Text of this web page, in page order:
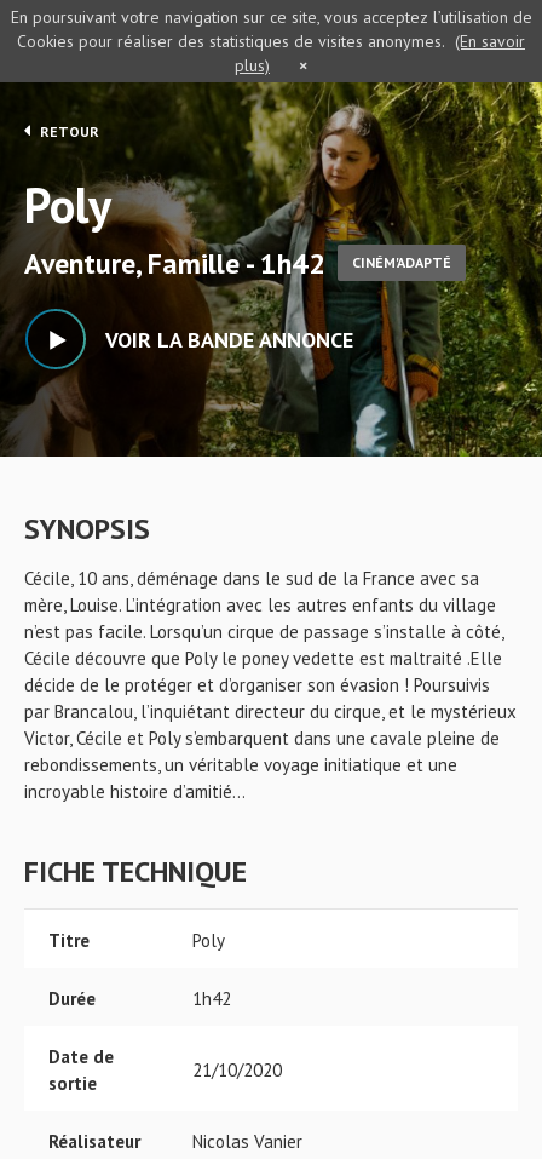
RETOUR
Poly
Aventure, Famille - 1h42 CINÉM'ADAPTÉ
VOIR LA BANDE ANNONCE
SYNOPSIS
Cécile, 10 ans, déménage dans le sud de la France avec sa
mère, Louise. L’intégration avec les autres enfants du village
n’est pas facile. Lorsqu’un cirque de passage s’installe à côté,
Cécile découvre que Poly le poney vedette est maltraité .Elle
décide de le protéger et d’organiser son évasion ! Poursuivis
par Brancalou, l’inquiétant directeur du cirque, et le mystérieux
Victor, Cécile et Poly s’embarquent dans une cavale pleine de
rebondissements, un véritable voyage initiatique et une
incroyable histoire d’amitié…
FICHE TECHNIQUE
Titre Poly
Durée 1h42
Date de
sortie
21/10/2020
Réalisateur Nicolas Vanier
En poursuivant votre navigation sur ce site, vous acceptez l’utilisation de
Cookies pour réaliser des statistiques de visites anonymes. (En savoir
plus)
×